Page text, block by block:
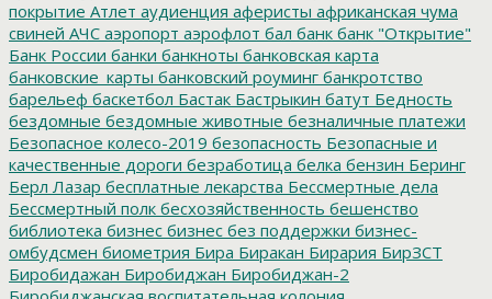
покрытие Атлет аудиенция аферисты африканская чума
свиней АЧС аэропорт аэрофлот бал банк банк "Открытие"
Банк России банки банкноты банковская карта
банковские_карты банковский роуминг банкротство
барельеф баскетбол Бастак Бастрыкин батут Бедность
бездомные бездомные животные безналичные платежи
Безопасное колесо-2019 безопасность Безопасные и
качественные дороги безработица белка бензин Беринг
Берл Лазар бесплатные лекарства Бессмертные дела
Бессмертный полк бесхозяйственность бешенство
библиотека бизнес бизнес без поддержки бизнес-
омбудсмен биометрия Бира Биракан Бирария БирЗСТ
Биробидажан Биробиджан Биробиджан-2